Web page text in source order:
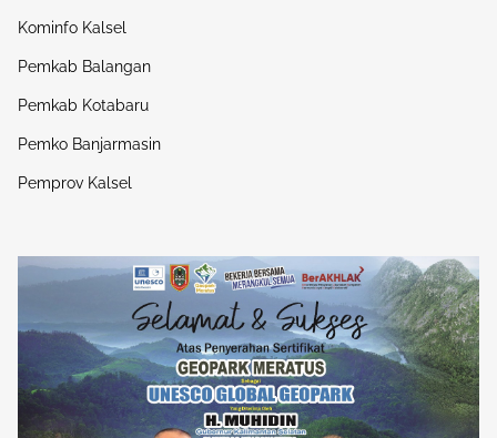
Kominfo Kalsel
Pemkab Balangan
Pemkab Kotabaru
Pemko Banjarmasin
Pemprov Kalsel